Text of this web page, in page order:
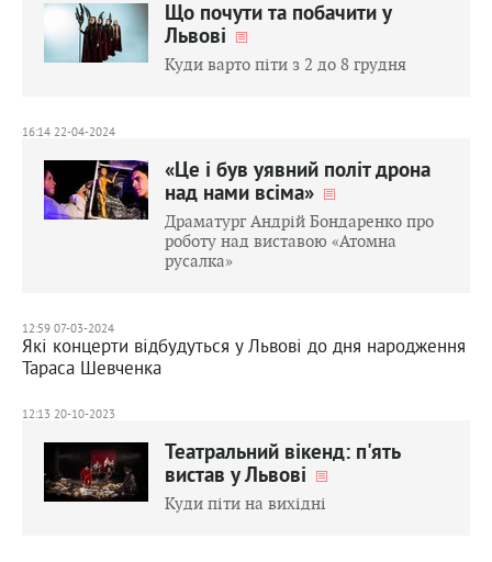
Що почути та побачити у
Львові
Куди варто піти з 2 до 8 грудня
16:14 22-04-2024
«Це і був уявний політ дрона
над нами всіма»
Драматург Андрій Бондаренко про
роботу над виставою «Атомна
русалка»
12:59 07-03-2024
Які концерти відбудуться у Львові до дня народження
Тараса Шевченка
12:13 20-10-2023
Театральний вікенд: п'ять
вистав у Львові
Куди піти на вихідні